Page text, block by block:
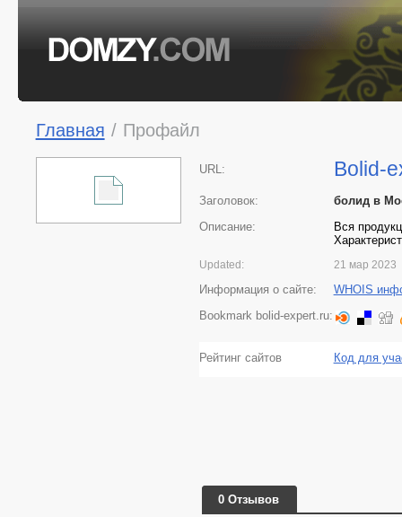
Главная / Профайл
URL: Bolid-
Заголовок:
болид в
Описание:
Вся
Updated: 21 мар 2023
Информация о сайте:
WHOIS
Bookmark bolid-expert.ru:
Рейтинг сайтов Код для
0 Отзывов